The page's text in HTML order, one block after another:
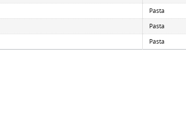
Pasta
Pasta
Pasta